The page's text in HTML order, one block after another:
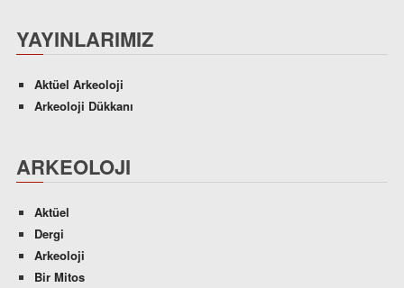
YAYINLARIMIZ
Aktüel Arkeoloji
Arkeoloji Dükkanı
ARKEOLOJI
Aktüel
Dergi
Arkeoloji
Bir Mitos